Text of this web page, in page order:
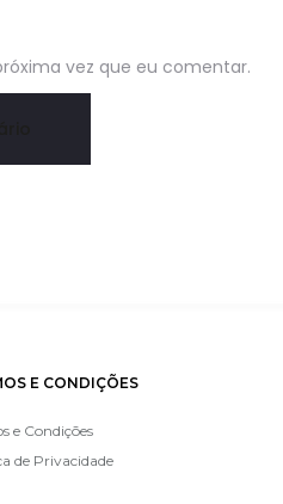
vez que eu comentar.
E CONDIÇÕES
e Condições
de Privacidade